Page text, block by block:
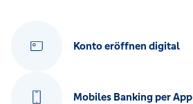
Konto eröffnen digital
Mobiles Banking per App